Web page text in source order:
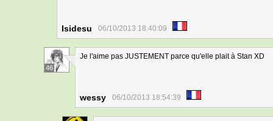
Isidesu 06/10/2013 18:40:09
46
Je l'aime pas JUSTEMENT parce qu'elle plait à Stan XD
wessy 06/10/2013 18:54:39